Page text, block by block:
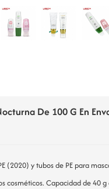
De 100 G En
(2020) y tubos de PE para
cosméticos. Capacidad de 40 g